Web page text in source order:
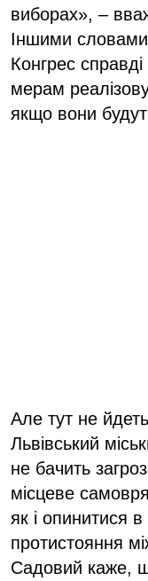
виборах», –
Іншими
Конгрес
мерам
якщо вони
Але тут не
Львівський
не бачить
місцеве
як і опинитися
протистояння
Садовий каже,